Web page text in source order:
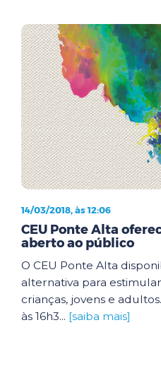
14/03/2018, às 12:06
CEU Ponte Alta
aberto ao público
O CEU Ponte Alta
alternativa para
crianças, jovens e
às 16h3... [saiba mais]